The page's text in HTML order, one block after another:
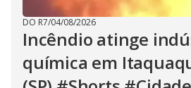
DO R7/04/08/2026
Incêndio atinge
química em